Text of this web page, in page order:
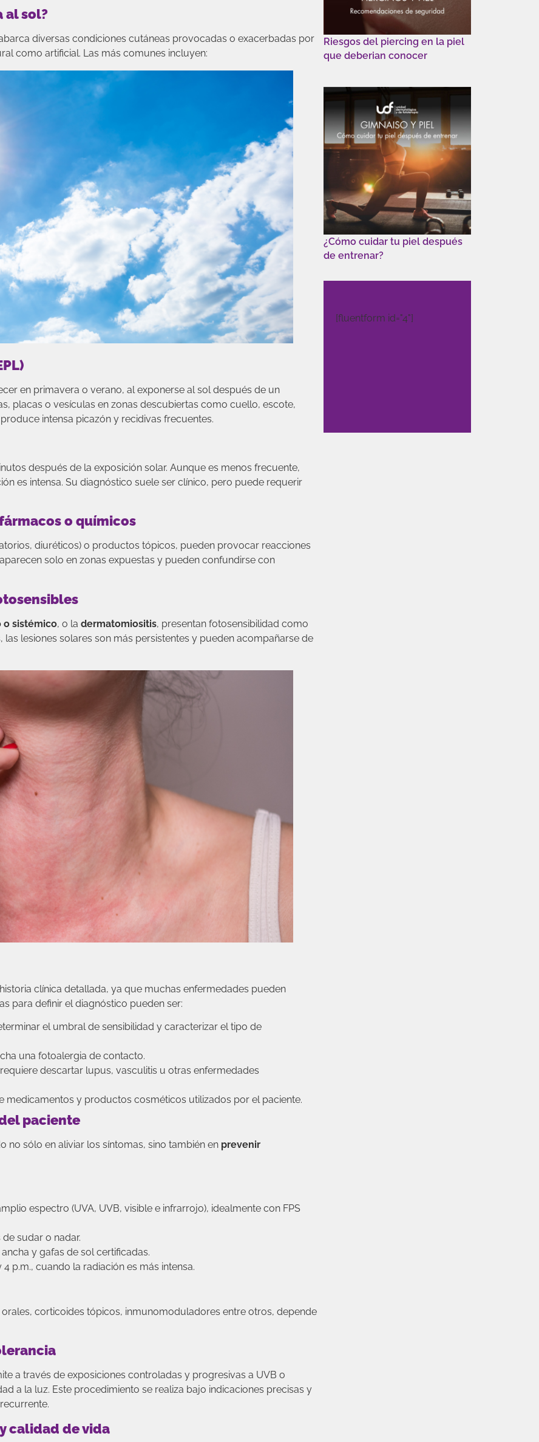
al sol?
diversas condiciones cutáneas provocadas o exacerbadas por
como artificial. Las más comunes incluyen:
en primavera o verano, al exponerse al sol después de un
placas o vesículas en zonas descubiertas como cuello, escote,
intensa picazón y recidivas frecuentes.
después de la exposición solar. Aunque es menos frecuente,
es intensa. Su diagnóstico suele ser clínico, pero puede requerir
o químicos
diuréticos) o productos tópicos, pueden provocar reacciones
solo en zonas expuestas y pueden confundirse con
o sistémico, o la dermatomiositis, presentan fotosensibilidad como
lesiones solares son más persistentes y pueden acompañarse de
clínica detallada, ya que muchas enfermedades pueden
para definir el diagnóstico pueden ser:
el umbral de sensibilidad y caracterizar el tipo de
una fotoalergia de contacto.
descartar lupus, vasculitis u otras enfermedades
medicamentos y productos cosméticos utilizados por el paciente.
paciente
no sólo en aliviar los síntomas, sino también en prevenir
espectro (UVA, UVB, visible e infrarrojo), idealmente con FPS
sudar o nadar.
y gafas de sol certificadas.
p.m., cuando la radiación es más intensa.
corticoides tópicos, inmunomoduladores entre otros, depende
a través de exposiciones controladas y progresivas a UVB o
a la luz. Este procedimiento se realiza bajo indicaciones precisas y
calidad de vida
Riesgos del piercing en la piel
que deberian conocer
¿Cómo cuidar tu piel después
de entrenar?
[fluentform id="4"]